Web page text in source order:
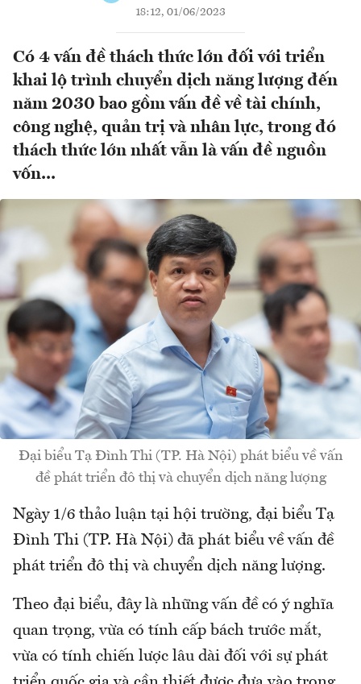
18:12, 01/06/2023
Có 4 vấn đề thách thức lớn đối với triển
khai lộ trình chuyển dịch năng lượng đến
năm 2030 bao gồm vấn đề về tài chính,
công nghệ, quản trị và nhân lực, trong đó
thách thức lớn nhất vẫn là vấn đề nguồn
vốn...
Đại biểu Tạ Đình Thi (TP. Hà Nội) phát biểu về vấn
đề phát triển đô thị và chuyển dịch năng lượng
Ngày 1/6 thảo luận tại hội trường, đại biểu Tạ
Đình Thi (TP. Hà Nội) đã phát biểu về vấn đề
phát triển đô thị và chuyển dịch năng lượng.
Theo đại biểu, đây là những vấn đề có ý nghĩa
quan trọng, vừa có tính cấp bách trước mắt,
vừa có tính chiến lược lâu dài đối với sự phát